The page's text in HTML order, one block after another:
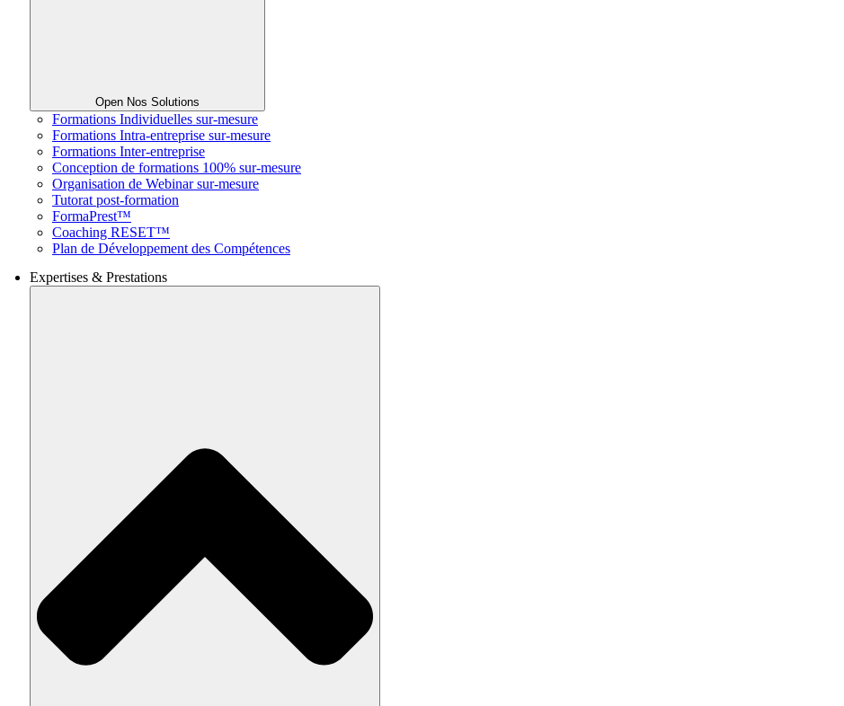
Open Nos Solutions
Formations Individuelles sur-mesure
Formations Intra-entreprise sur-mesure
Formations Inter-entreprise
Conception de formations 100% sur-mesure
Organisation de Webinar sur-mesure
Tutorat post-formation
FormaPrest™
Coaching RESET™
Plan de Développement des Compétences
Expertises & Prestations